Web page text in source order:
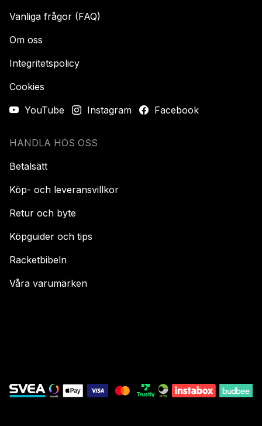
Vanliga frågor (FAQ)
Om oss
Integritetspolicy
Cookies
YouTube
Instagram Facebook
HANDLA HOS OSS
Betalsätt
Köp- och leveransvillkor
Retur och byte
Köpguider och tips
Racketbibeln
Våra varumärken